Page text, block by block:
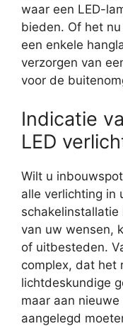
waar een LED-
bieden. Of het
een enkele
verzorgen van
voor de
Indicatie
LED
Wilt u
alle verlichting in
van uw wensen,
of uitbesteden.
complex, dat het
lichtdeskundige
maar aan
aangelegd